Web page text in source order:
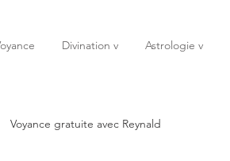
Divination v Astrologie v
Voyance gratuite avec Reynald